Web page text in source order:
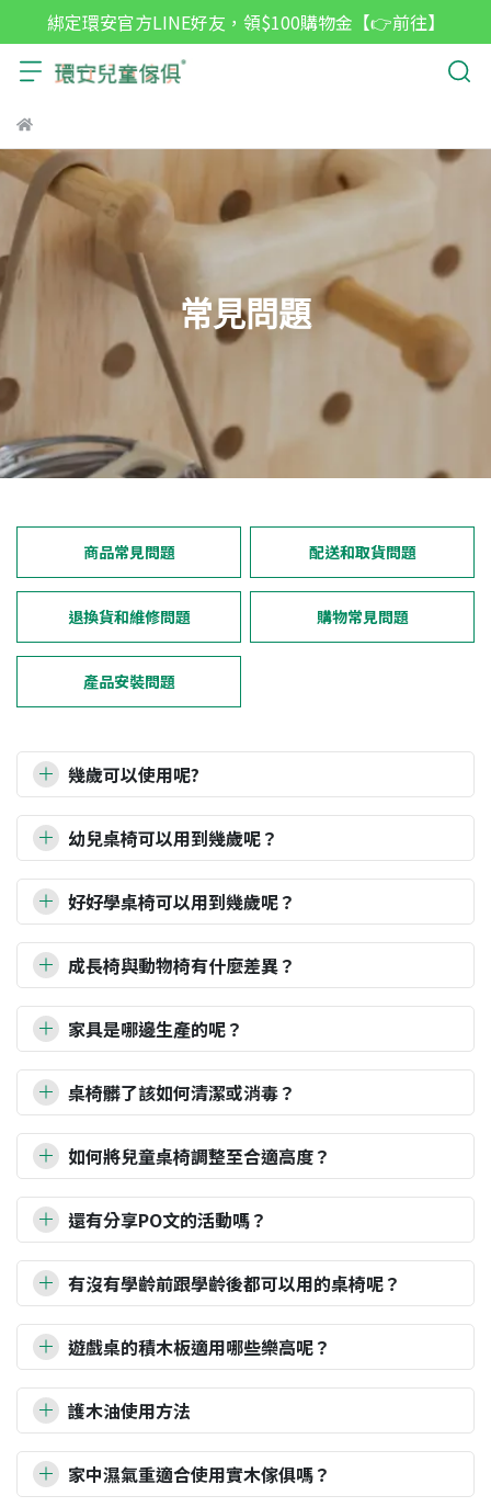
綁定環安官方LINE好友，領$100購物金【👉前往】
常見問題
商品常見問題 配送和取貨問題
退換貨和維修問題 購物常見問題
產品安裝問題
幾歲可以使用呢?
一般款桌椅組，建議學齡6歲前（約120公分以下）的
兒童使用；加大款桌椅組，建議是國小三年級以前
（約140公分以下）的兒童使用。
椅子基本上乘坐時腳可以著地，可以自行坐穩，就可
以使用，不過每個寶貝的身形都不一樣，腳長或身體
長度不一，建議依照寶貝的實際使用狀況來調整喔！
多功能輔助腳凳2歲以上可自行使用，2歲以下需有家
長陪同。
好好學習椅讓小學生坐到博士生都能調整使用，建議
身高為120cm以上，高度調整可參考下圖，並依照孩
子的實際狀況調整。
幼兒桌椅可以用到幾歲呢？
一般款幼兒桌椅組，建議學齡前的兒童(6歲/120公分以
下)，使用加大款幼兒桌椅組，建議國小三年級以前(約
140公分以下)的兒童使用椅子基本上乘坐時腳可著地，
可以自行坐穩，就可以使用，不過每個寶貝的身形都不
一樣，腳長或身體長度不一，建議依照寶貝的實際使用
狀況來調整喔！
好好學桌椅可以用到幾歲呢？
好好學系列，120公分以上的孩子一直到成人都可以使用
唷！
好好學習椅背板、坐板、踏板皆可調整，因為每個孩子
的體型都有不同，提供照片給您參考。另，好好學習椅
坐板高度43/46/49/52公分，含椅墊約為48/51/54/56公
分。承重100KG都沒有問題。
成長椅與動物椅有什麼差異？
成長椅與動物椅的差異如下：
尺寸與重量：動物椅較寬較重。
高度調整：成長椅4段/動物椅5段。
如果您家寶貝年齡較小或個子較小，成長椅最低的
19cm能讓他在使用時，小腳能平穩地踩在地面，會
比較有安心感。
如果家長也會使用到椅子陪讀，動物椅加大加寬設
計，調到最高椅腳椅腳與椅面齊平能當凳子使用，成
人使用起來是比較輕鬆的喔。
家具是哪邊生產的呢？
生產，使用的塗料是台灣生產製造的EPnS環安水性木器
漆 (歡迎參閱：各項檢驗報告)
桌椅髒了該如何清潔或消毒？
可以用濕布擦拭，搭配護木油、稀釋漂白水或次氯酸
水，但是嚴禁使用酒精(會破壞表面水性漆塗層保
護)。
傢俱表面如果被水性筆塗鴉都可以用水清除，用水無
法擦除的再考慮使用木器專用清潔劑，或者我們的護
木保養液。
如何將兒童桌椅調整至合適高度？
兒童的正確坐姿為
坐正坐直：身體不傾斜，屁股坐滿，身體與大腿成
90-95度，可用靠墊輔助。
確認雙腳能舒服平放於地面：雙腳平踏地面對孩子來
說會有穩定感，兩腳也較不會酸。
身體離桌子約一個拳頭的距離為佳。雙手擺放在桌上
時，手肘可自然彎曲成100-105度，即為良好的桌面
高度。
幼兒椅調整步驟如圖示▼
還有分享PO文的活動嗎？
有的，Facebook 分享PO文的活動持續進行中唷。購買
幼兒成長桌椅組或好好學套組即可參加活動，分享PO文
後記得要到粉絲團私訊給我們！
有沒有學齡前跟學齡後都可以用的桌椅呢？
一般來說，五歲以下的孩子比較適合幼兒型的家具。
無論在高度與使用的尺寸上，都會比較符合他們的身
形，會比較容易建立使用的安全感與專屬感。
學齡前的孩子主要是生活常規的建立、自主學習的習
慣，由爸媽引導並自然而然地養成習慣，對於孩子習慣
的建立都是很有幫助的。
小學後的桌椅，則是著重收納與使用的空間，因為隨著
遊戲桌的積木板適用哪些樂高呢？
樂高和德寶測試過皆適用唷！
護木油使用方法
使用方式:
1.將保養液搖晃均勻後直接噴於實木家具上，再用乾布輕
家中濕氣重適合使用實木傢俱嗎？